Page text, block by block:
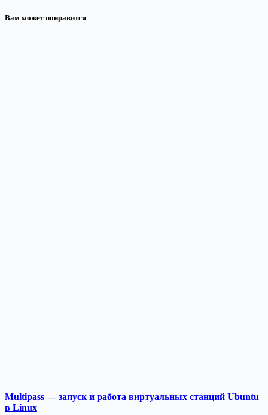
Вам может понравится
Multipass — запуск и работа виртуальных станций Ubuntu
в Linux